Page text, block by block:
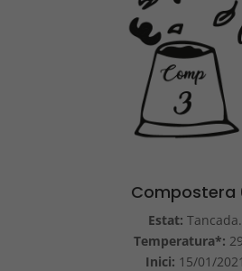
Compostera
Estat:Tancada.
Temperatura*:
Inici: 15/01/2021